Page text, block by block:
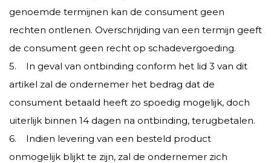
genoemde termijnen kan de consument geen
rechten ontlenen. Overschrijding van een termijn geeft
de consument geen recht op schadevergoeding.
5. In geval van ontbinding conform het lid 3 van dit
artikel zal de ondernemer het bedrag dat de
consument betaald heeft zo spoedig mogelijk, doch
uiterlijk binnen 14 dagen na ontbinding, terugbetalen.
6. Indien levering van een besteld product
onmogelijk blijkt te zijn, zal de ondernemer zich